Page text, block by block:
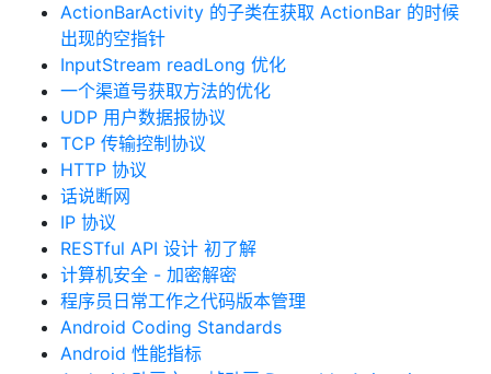
ActionBarActivity 的子类在获取 ActionBar 的时候
出现的空指针
InputStream readLong 优化
一个渠道号获取方法的优化
UDP 用户数据报协议
TCP 传输控制协议
HTTP 协议
话说断网
IP 协议
RESTful API 设计 初了解
计算机安全 - 加密解密
程序员日常工作之代码版本管理
Android Coding Standards
Android 性能指标